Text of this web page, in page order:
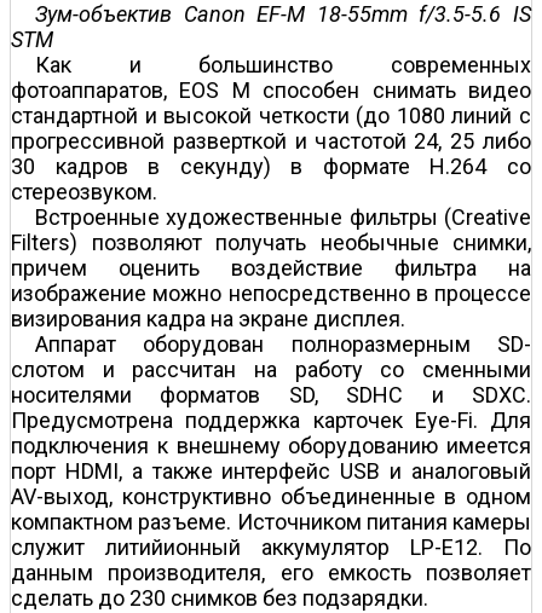
Зум-объектив Canon EF-M 18-55mm f/3.5-5.6 IS
STM
Как и большинство современных
фотоаппаратов, EOS M способен снимать видео
стандартной и высокой четкости (до 1080 линий с
прогрессивной разверткой и частотой 24, 25 либо
30 кадров в секунду) в формате H.264 со
стереозвуком.
Встроенные художественные фильтры (Creative
Filters) позволяют получать необычные снимки,
причем оценить воздействие фильтра на
изображение можно непосредственно в процессе
визирования кадра на экране дисплея.
Аппарат оборудован полноразмерным SD-
слотом и рассчитан на работу со сменными
носителями форматов SD, SDHC и SDXC.
Предусмотрена поддержка карточек Eye-Fi. Для
подключения к внешнему оборудованию имеется
порт HDMI, а также интерфейс USB и аналоговый
AV-выход, конструктивно объединенные в одном
компактном разъеме. Источником питания камеры
служит литий­ионный аккумулятор LP-E12. По
данным производителя, его емкость позволяет
сделать до 230 снимков без подзарядки.